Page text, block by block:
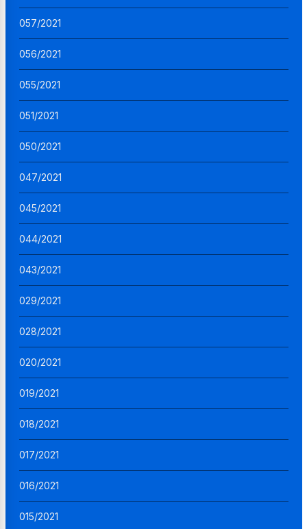
057/2021
056/2021
055/2021
051/2021
050/2021
047/2021
045/2021
044/2021
043/2021
029/2021
028/2021
020/2021
019/2021
018/2021
017/2021
016/2021
015/2021